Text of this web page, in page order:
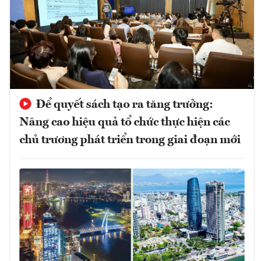
Để quyết sách tạo ra tăng trưởng:
Nâng cao hiệu quả tổ chức thực hiện các
chủ trương phát triển trong giai đoạn mới